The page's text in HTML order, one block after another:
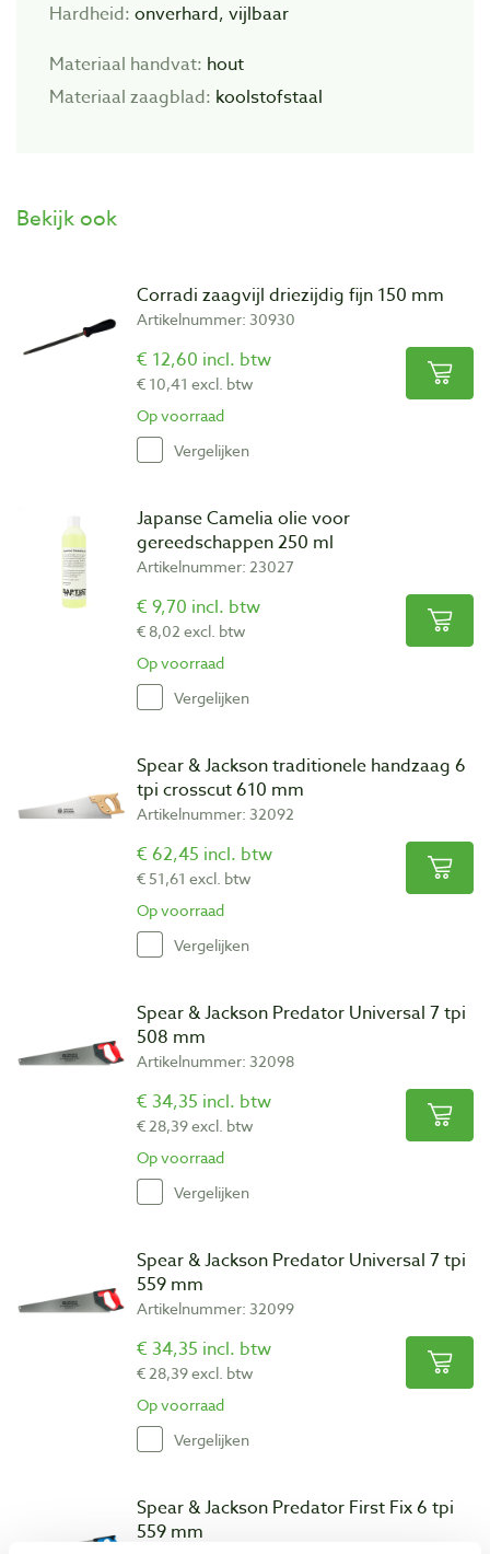
Hardheid: onverhard, vijlbaar
Materiaal handvat: hout
Materiaal zaagblad: koolstofstaal
Bekijk ook
Corradi zaagvijl driezijdig fijn 150 mm
Artikelnummer: 30930
€ 12,60 incl. btw
€ 10,41 excl. btw
Op voorraad
Vergelijken
Japanse Camelia olie voor
gereedschappen 250 ml
Artikelnummer: 23027
€ 9,70 incl. btw
€ 8,02 excl. btw
Op voorraad
Vergelijken
Spear & Jackson traditionele handzaag 6
tpi crosscut 610 mm
Artikelnummer: 32092
€ 62,45 incl. btw
€ 51,61 excl. btw
Op voorraad
Vergelijken
Spear & Jackson Predator Universal 7 tpi
508 mm
Artikelnummer: 32098
€ 34,35 incl. btw
€ 28,39 excl. btw
Op voorraad
Vergelijken
Spear & Jackson Predator Universal 7 tpi
559 mm
Artikelnummer: 32099
€ 34,35 incl. btw
€ 28,39 excl. btw
Op voorraad
Vergelijken
Spear & Jackson Predator First Fix 6 tpi
559 mm